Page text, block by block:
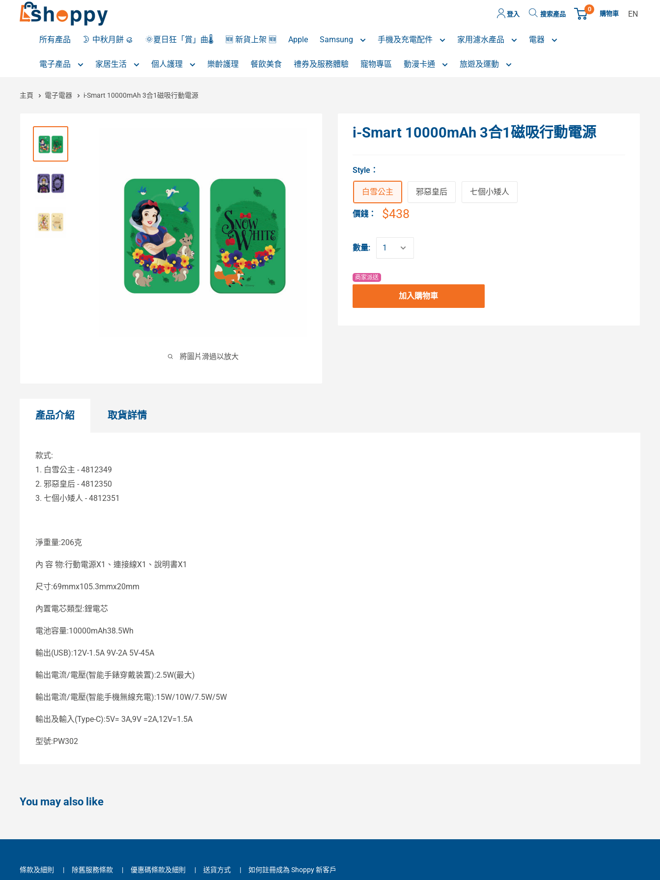
登入 搜索產品
0
購物車 EN
所有產品 🌛 中秋月餅 🥮 🌞夏日狂「賞」曲🌡️ 🆕 新貨上架 🆕 Apple Samsung 手機及充電配件 家用濾水產品 電器
電子產品 家居生活 個人護理 樂齡護理 餐飲美食 禮券及服務體驗 寵物專區 動漫卡通 旅遊及運動
主頁 電子電器 i-Smart 10000mAh 3合1磁吸行動電源
將圖片滑過以放大
i-Smart 10000mAh 3合1磁吸行動電源
Style ：
白雪公主 邪惡皇后 七個小矮人
價錢： $438
數量:
商家派送
加入購物車
產品介紹
款式:
1. 白雪公主 - 4812349
2. 邪惡皇后 - 4812350
3. 七個小矮人 - 4812351
淨重量:206克
內 容 物:行動電源X1、連接線X1、說明書X1
尺寸:69mmx105.3mmx20mm
內置電芯類型:鋰電芯
電池容量:10000mAh38.5Wh
輸出(USB):12V-1.5A 9V-2A 5V-45A
輸出電流/電壓(智能手錶穿戴装置):2.5W(最大)
輸出電流/電壓(智能手機無線充電):15W/10W/7.5W/5W
輸出及輸入(Type-C):5V= 3A,9V =2A,12V=1.5A
型號:PW302
取貨詳情
You may also like
條款及細則 | 除舊服務條款 | 優惠碼條款及細則 | 送貨方式 |
如何註冊成為 Shoppy 新客戶